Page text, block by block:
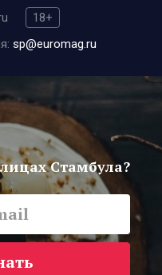
18+
sp@euromag.ru
Стамбула?